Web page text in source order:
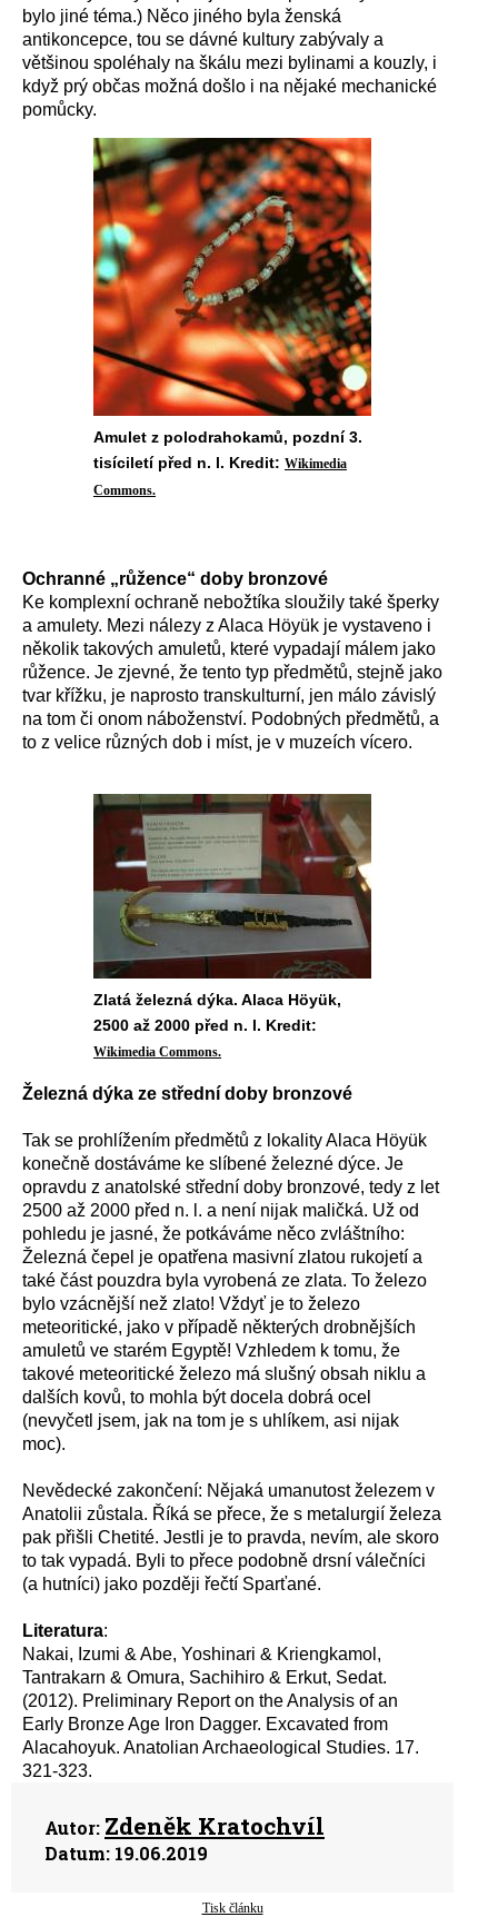
bylo jiné téma.) Něco jiného byla ženská
antikoncepce, tou se dávné kultury zabývaly a
většinou spoléhaly na škálu mezi bylinami a kouzly, i
když prý občas možná došlo i na nějaké mechanické
pomůcky.
Amulet z polodrahokamů, pozdní 3.
tisíciletí před n. l. Kredit: Wikimedia
Commons.
Ochranné „růžence“ doby bronzové
Ke komplexní ochraně nebožtíka sloužily také šperky
a amulety. Mezi nálezy z Alaca Höyük je vystaveno i
několik takových amuletů, které vypadají málem jako
růžence. Je zjevné, že tento typ předmětů, stejně jako
tvar křížku, je naprosto transkulturní, jen málo závislý
na tom či onom náboženství. Podobných předmětů, a
to z velice různých dob i míst, je v muzeích vícero.
Zlatá železná dýka. Alaca Höyük,
2500 až 2000 před n. l. Kredit:
Wikimedia Commons.
Železná dýka ze střední doby bronzové
Tak se prohlížením předmětů z lokality Alaca Höyük
konečně dostáváme ke slíbené železné dýce. Je
opravdu z anatolské střední doby bronzové, tedy z let
2500 až 2000 před n. l. a není nijak maličká. Už od
pohledu je jasné, že potkáváme něco zvláštního:
Železná čepel je opatřena masivní zlatou rukojetí a
také část pouzdra byla vyrobená ze zlata. To železo
bylo vzácnější než zlato! Vždyť je to železo
meteoritické, jako v případě některých drobnějších
amuletů ve starém Egyptě! Vzhledem k tomu, že
takové meteoritické železo má slušný obsah niklu a
dalších kovů, to mohla být docela dobrá ocel
(nevyčetl jsem, jak na tom je s uhlíkem, asi nijak
moc).
Nevědecké zakončení: Nějaká umanutost železem v
Anatolii zůstala. Říká se přece, že s metalurgií železa
pak přišli Chetité. Jestli je to pravda, nevím, ale skoro
to tak vypadá. Byli to přece podobně drsní válečníci
(a hutníci) jako později řečtí Sparťané.
Literatura:
Nakai, Izumi & Abe, Yoshinari & Kriengkamol,
Tantrakarn & Omura, Sachihiro & Erkut, Sedat.
(2012). Preliminary Report on the Analysis of an
Early Bronze Age Iron Dagger. Excavated from
Alacahoyuk. Anatolian Archaeological Studies. 17.
321-323.
Autor: Zdeněk Kratochvíl
Datum: 19.06.2019
Tisk článku